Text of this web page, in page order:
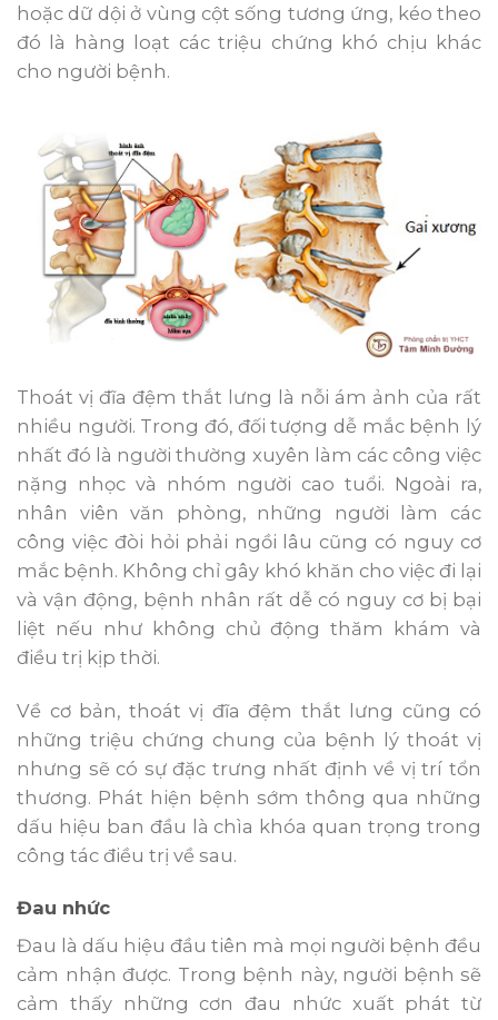
hoặc dữ dội ở vùng cột sống tương ứng, kéo theo
đó là hàng loạt các triệu chứng khó chịu khác
cho người bệnh.
Thoát vị đĩa đệm thắt lưng là nỗi ám ảnh của rất
nhiều người. Trong đó, đối tượng dễ mắc bệnh lý
nhất đó là người thường xuyên làm các công việc
nặng nhọc và nhóm người cao tuổi. Ngoài ra,
nhân viên văn phòng, những người làm các
công việc đòi hỏi phải ngồi lâu cũng có nguy cơ
mắc bệnh. Không chỉ gây khó khăn cho việc đi lại
và vận động, bệnh nhân rất dễ có nguy cơ bị bại
liệt nếu như không chủ động thăm khám và
điều trị kịp thời.
Về cơ bản, thoát vị đĩa đệm thắt lưng cũng có
những triệu chứng chung của bệnh lý thoát vị
nhưng sẽ có sự đặc trưng nhất định về vị trí tổn
thương. Phát hiện bệnh sớm thông qua những
dấu hiệu ban đầu là chìa khóa quan trọng trong
công tác điều trị về sau.
Đau nhức
Đau là dấu hiệu đầu tiên mà mọi người bệnh đều
cảm nhận được. Trong bệnh này, người bệnh sẽ
cảm thấy những cơn đau nhức xuất phát từ